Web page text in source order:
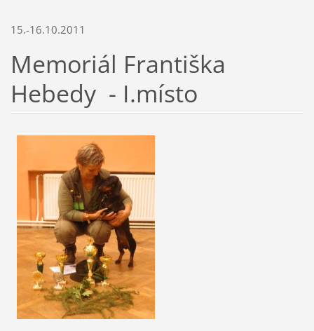
15.-16.10.2011
Memoriál Františka
Hebedy - I.místo